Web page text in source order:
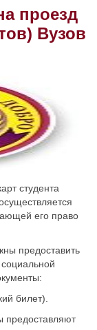
проезд
Вузов
студента
его право
предоставить
билет).
предоставляют